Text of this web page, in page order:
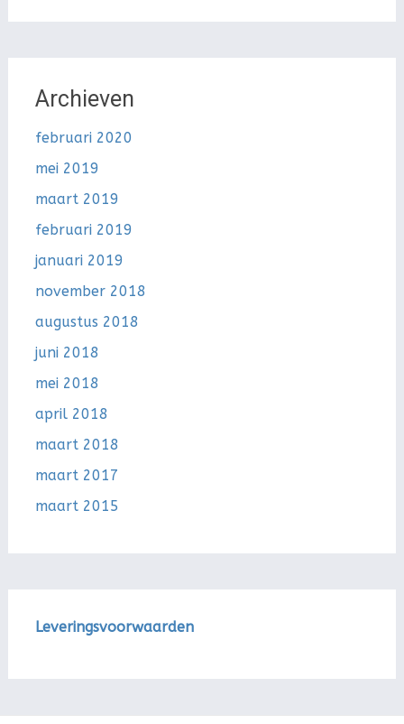
Archieven
februari 2020
mei 2019
maart 2019
februari 2019
januari 2019
november 2018
augustus 2018
juni 2018
mei 2018
april 2018
maart 2018
maart 2017
maart 2015
Leveringsvoorwaarden